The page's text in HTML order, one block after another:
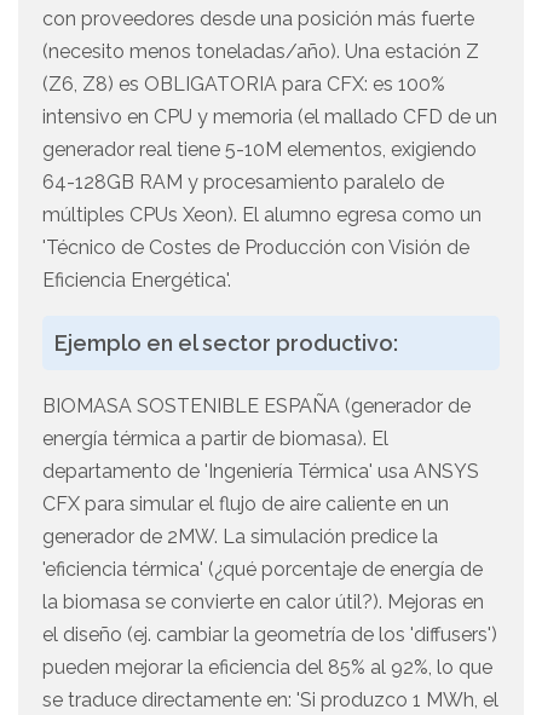
con proveedores desde una posición más fuerte
(necesito menos toneladas/año). Una estación Z
(Z6, Z8) es OBLIGATORIA para CFX: es 100%
intensivo en CPU y memoria (el mallado CFD de un
generador real tiene 5-10M elementos, exigiendo
64-128GB RAM y procesamiento paralelo de
múltiples CPUs Xeon). El alumno egresa como un
'Técnico de Costes de Producción con Visión de
Eficiencia Energética'.
Ejemplo en el sector productivo:
BIOMASA SOSTENIBLE ESPAÑA (generador de
energía térmica a partir de biomasa). El
departamento de 'Ingeniería Térmica' usa ANSYS
CFX para simular el flujo de aire caliente en un
generador de 2MW. La simulación predice la
'eficiencia térmica' (¿qué porcentaje de energía de
la biomasa se convierte en calor útil?). Mejoras en
el diseño (ej. cambiar la geometría de los 'diffusers')
pueden mejorar la eficiencia del 85% al 92%, lo que
se traduce directamente en: 'Si produzco 1 MWh, el